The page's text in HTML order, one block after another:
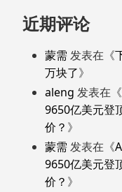
近期评论
蒙需 发表在《
万块了》
aleng 发表在《
9650亿美元登
价？ 》
蒙需 发表在《
9650亿美元登
价？ 》